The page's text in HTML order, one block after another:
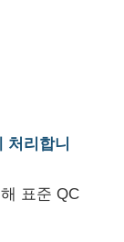
리합니
표준 QC